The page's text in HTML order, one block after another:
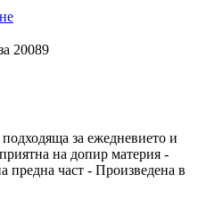
20089
за ежедневието и
на допир материя -
част - Произведена в